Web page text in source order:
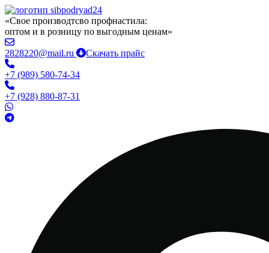
«Свое производтсво профнастила:
оптом и в розницу по выгодным ценам»
2828220@mail.ru Скачать прайс
+7 (989) 580-74-34
+7 (928) 880-87-31